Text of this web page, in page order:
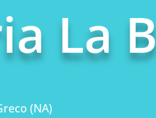
La
(NA)